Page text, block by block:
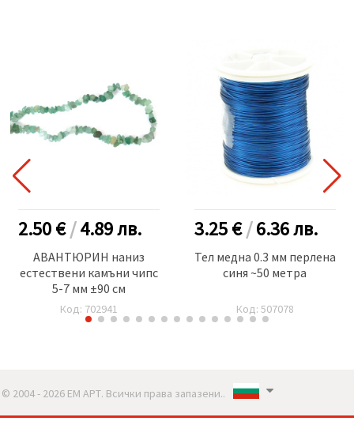
2.50 €/4.89лв.
АВАНТЮРИН наниз
естествени камъни чипс
5-7 мм ±90 см
Код: 702941
3.25 €/6.36лв.
Тел медна 0.3 мм перлена
синя ~50 метра
Код: 507078
© 2004 - 2026 ЕМ АРТ. Всички права запазени..